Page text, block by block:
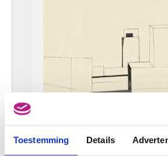
Toestemming Details